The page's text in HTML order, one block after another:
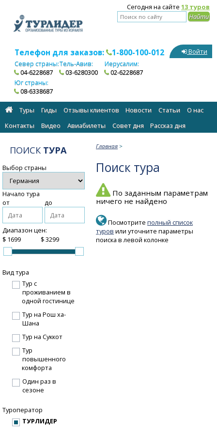
Сегодня на сайте 13 туров
Телефон для заказов: 1-800-100-012
Север страны:
04-6228687
Тель-Авив:
03-6280300
Иерусалим:
02-6228687
Юг страны:
08-6338687
Войти
Туры Гиды Отзывы клиентов Новости Статьи
О нас
Контакты
Видео Авиабилеты Cовет дня Рассказ дня
Главная >
Поиск тура
По заданным параметрам
ничего не найдено
Посмотритеполный список
туров или уточните параметры
поиска в левой колонке
ПОИСК ТУРА
Выбор страны
Начало тура
от
до
Диапазон цен:
$
$
Вид тура
Тур с
проживанием в
одной гостинице
Тур на Рош ха-
Шана
Тур на Суккот
Тур
повышенного
комфорта
Один раз в
сезоне
Туроператор
ТУРЛИДЕР